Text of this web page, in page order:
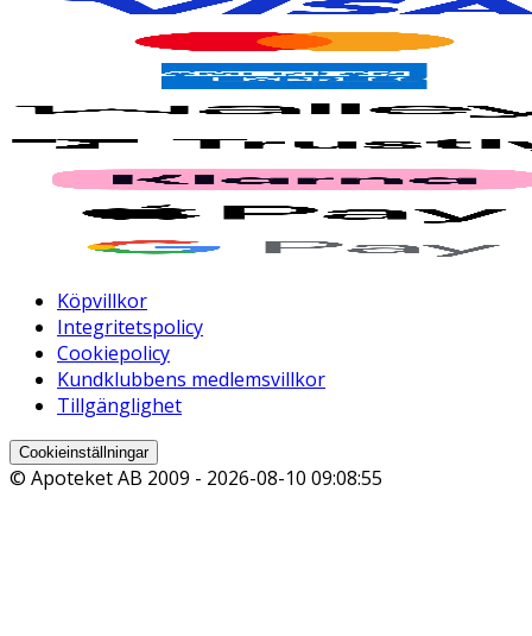
Köpvillkor
Integritetspolicy
Cookiepolicy
Kundklubbens medlemsvillkor
Tillgänglighet
Cookieinställningar
© Apoteket AB 2009 - 2026-08-10 09:08:55